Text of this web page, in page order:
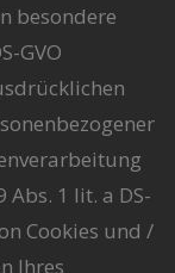
besondere
GVO
1 lit. a DS-
Cookies und /
Ihres